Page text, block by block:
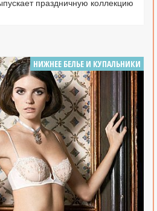
НИЖНЕЕ БЕЛЬЕ И КУПАЛЬНИКИ